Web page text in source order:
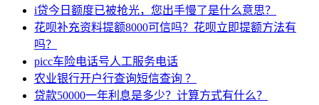
i贷今日额度已被抢光，您出手慢了是什么意思？
花呗补充资料提额8000可信吗？花呗立即提额方法有
吗？
picc车险电话号人工服务电话
农业银行开户行查询短信查询 ？
贷款50000一年利息是多少？计算方式有什么？